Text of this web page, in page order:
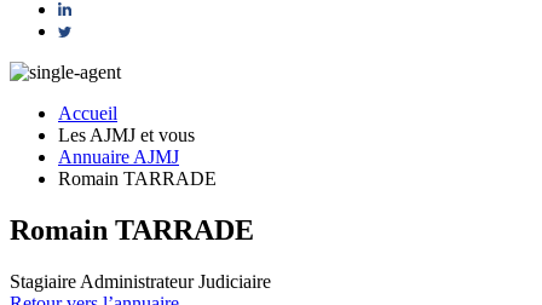
Accueil
Les AJMJ et vous
Annuaire AJMJ
Romain TARRADE
Romain TARRADE
Stagiaire Administrateur Judiciaire